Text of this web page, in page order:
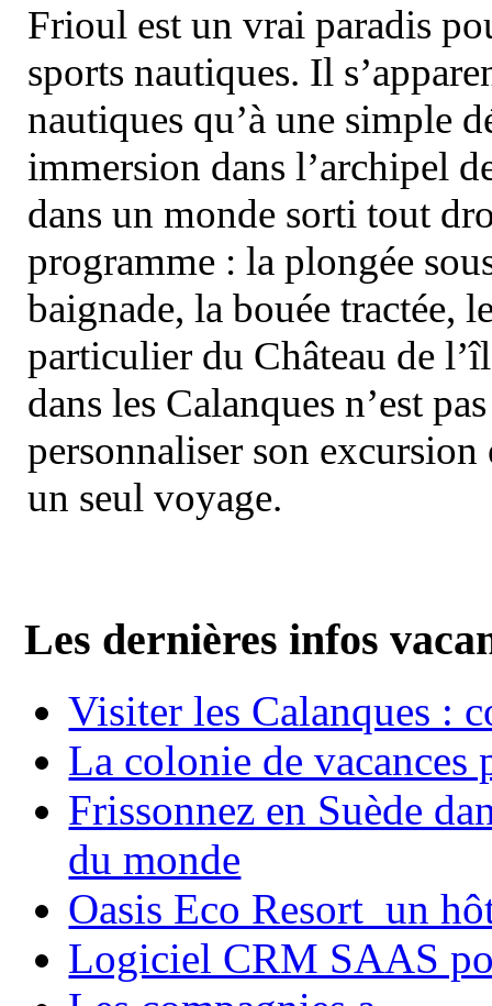
Frioul est un vrai paradis
sports nautiques. Il
nautiques qu’à une simple
immersion dans l’archipel
dans un monde sorti tout
programme : la plongée
baignade, la bouée tractée,
particulier du Château de
dans les Calanques n’est
personnaliser son
un seul voyage.
Les dernières infos
Visiter les Calanques :
La colonie de vacances
Frissonnez en Suède
du monde
Oasis Eco Resort un
Logiciel CRM SAAS